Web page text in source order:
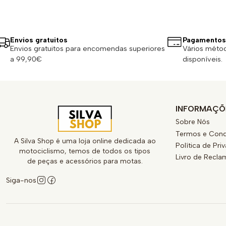
Envios gratuitos
Envios gratuitos para encomendas superiores
a 99,90€
Vários
disponíveis.
A Silva Shop é uma loja online dedicada ao
motociclismo, temos de todos os tipos
de peças e acessórios para motas.
Siga-nos
Sobre Nós
Termos e
Política de
Livro de